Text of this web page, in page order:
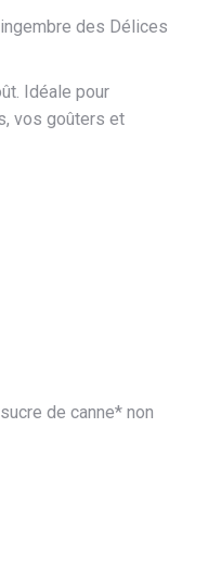
des Délices
Idéale pour
vos goûters et
de canne* non